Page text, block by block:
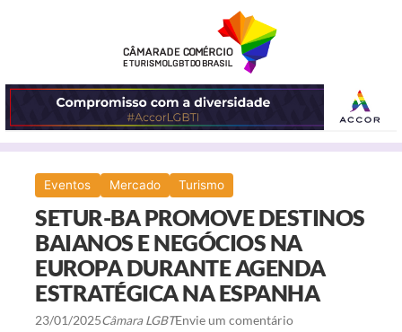
ABRIR
O
MENU
Eventos Mercado Turismo
SETUR-BA PROMOVE DESTINOS
BAIANOS E NEGÓCIOS NA
EUROPA DURANTE AGENDA
ESTRATÉGICA NA ESPANHA
23/01/2025Câmara LGBTEnvie um comentário